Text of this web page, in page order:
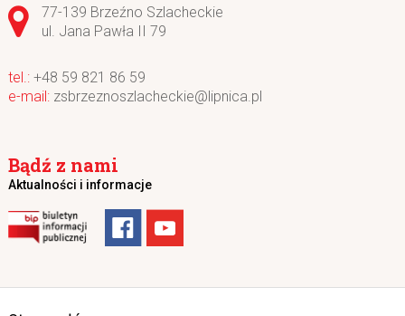
Adres pocztowy:
77-139 Brzeźno Szlacheckie
ul. Jana Pawła II 79
+48 59 821 86 59
zsbrzeznoszlacheckie@lipnica.pl
Bądź z nami
Aktualności i informacje